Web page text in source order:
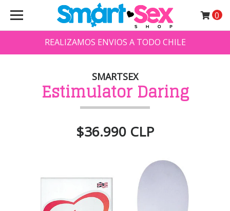
REALIZAMOS ENVIOS A TODO CHILE
0
SMARTSEX
Estimulator Daring
$36.990 CLP